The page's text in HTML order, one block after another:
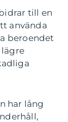
till en
använda
beroendet
lägre
har lång